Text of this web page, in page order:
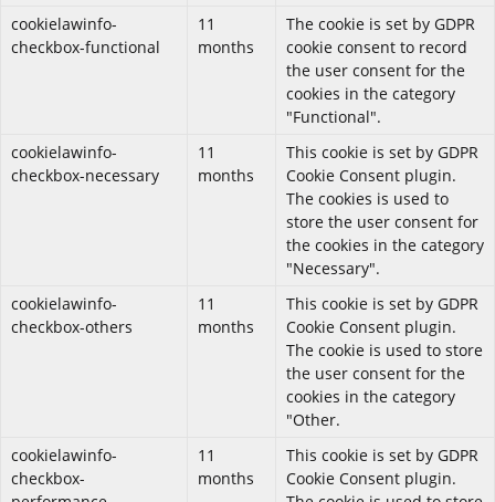
cookielawinfo-
checkbox-functional
11
months
The cookie is set by GDPR
cookie consent to record
the user consent for the
cookies in the category
"Functional".
cookielawinfo-
checkbox-necessary
11
months
This cookie is set by GDPR
Cookie Consent plugin.
The cookies is used to
store the user consent for
the cookies in the category
"Necessary".
cookielawinfo-
checkbox-others
11
months
This cookie is set by GDPR
Cookie Consent plugin.
The cookie is used to store
the user consent for the
cookies in the category
"Other.
cookielawinfo-
checkbox-
11
months
This cookie is set by GDPR
Cookie Consent plugin.